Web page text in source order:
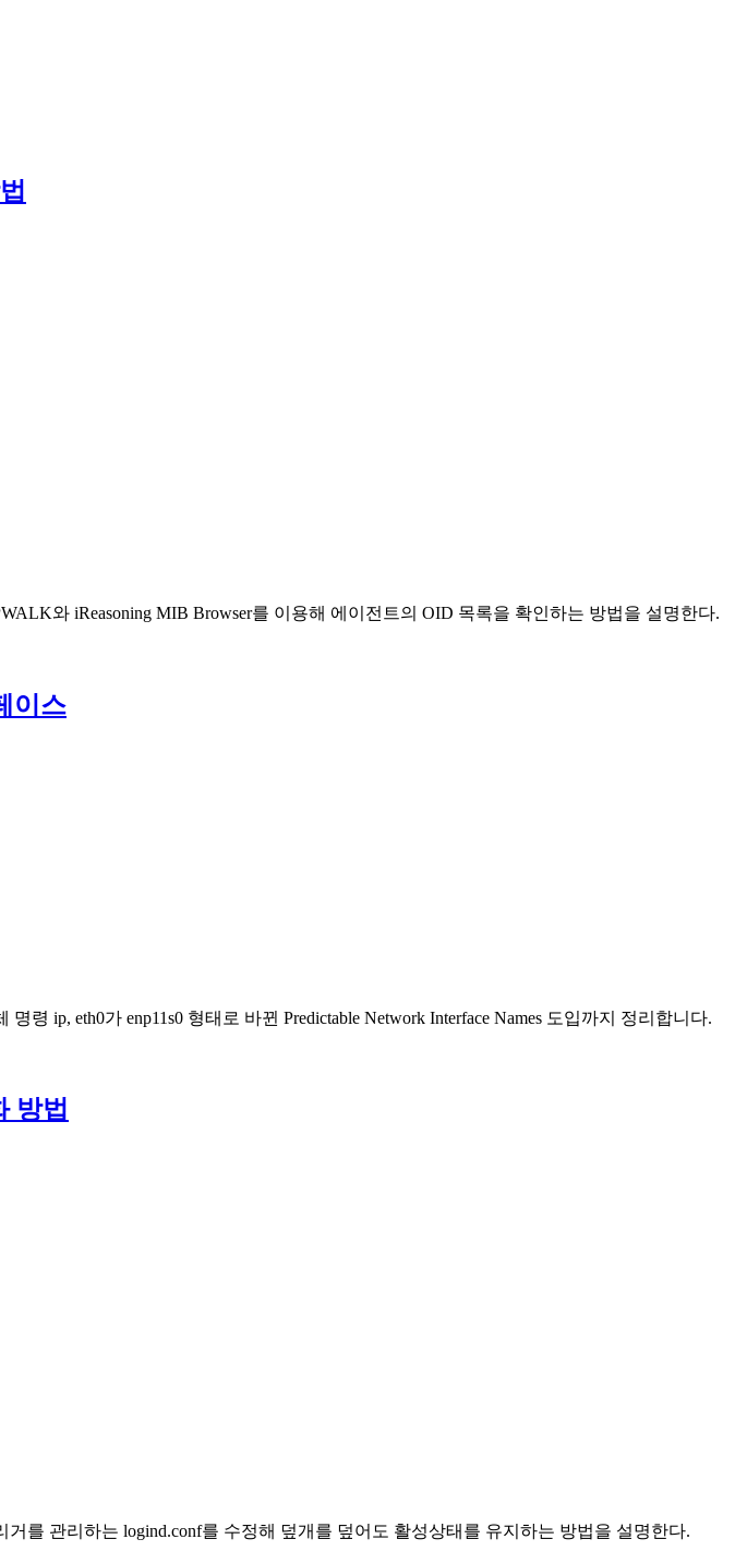
전송, 시스템 개발과 관리까지, 실무에서 사용되는 방송과 통신 그리고 정보 기술에 대한 경
와 iReasoning MIB Browser를 이용해 에이전트의 OID 목록을 확인하는 방법을 설명한다.
이스
령 ip, eth0가 enp11s0 형태로 바뀐 Predictable Network Interface Names 도입까지 정리합니다.
방법
를 관리하는 logind.conf를 수정해 덮개를 덮어도 활성상태를 유지하는 방법을 설명한다.